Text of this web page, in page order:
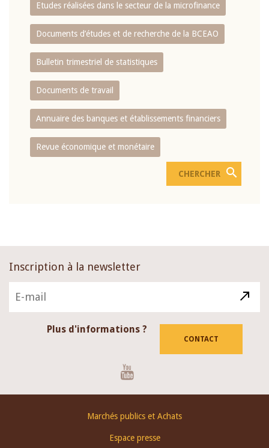
Etudes réalisées dans le secteur de la microfinance
Documents d’études et de recherche de la BCEAO
Bulletin trimestriel de statistiques
Documents de travail
Annuaire des banques et établissements financiers
Revue économique et monétaire
Inscription à la newsletter
Plus d'informations ?
CONTACT
Marchés publics et Achats
Espace presse